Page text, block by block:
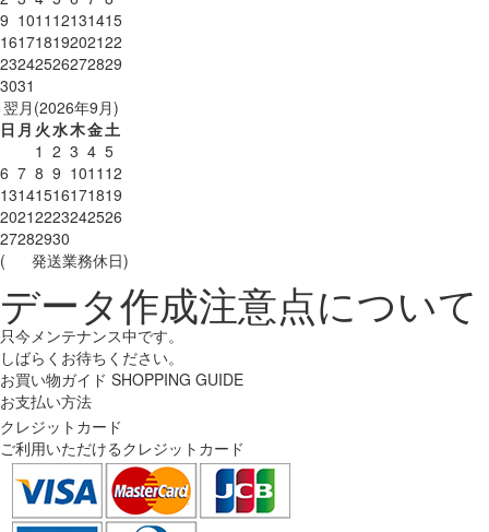
9 1011 12131415
16171819202122
23242526272829
3031
翌月(2026年9月)
日 月 火水木金土
1 2 3 4 5
6 7 8 9 1011 12
13141516171819
20212223242526
27282930
(
発送業務休日)
データ作成注意点について
只今メンテナンス中です。
しばらくお待ちください。
お買い物ガイド SHOPPING GUIDE
お支払い方法
クレジットカード
ご利用いただけるクレジットカード